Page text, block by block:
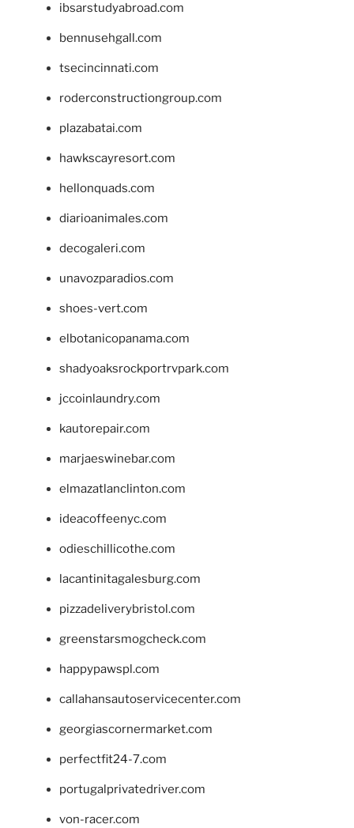
ibsarstudyabroad.com
bennusehgall.com
tsecincinnati.com
roderconstructiongroup.com
plazabatai.com
hawkscayresort.com
hellonquads.com
diarioanimales.com
decogaleri.com
unavozparadios.com
shoes-vert.com
elbotanicopanama.com
shadyoaksrockportrvpark.com
jccoinlaundry.com
kautorepair.com
marjaeswinebar.com
elmazatlanclinton.com
ideacoffeenyc.com
odieschillicothe.com
lacantinitagalesburg.com
pizzadeliverybristol.com
greenstarsmogcheck.com
happypawspl.com
callahansautoservicecenter.com
georgiascornermarket.com
perfectfit24-7.com
portugalprivatedriver.com
von-racer.com